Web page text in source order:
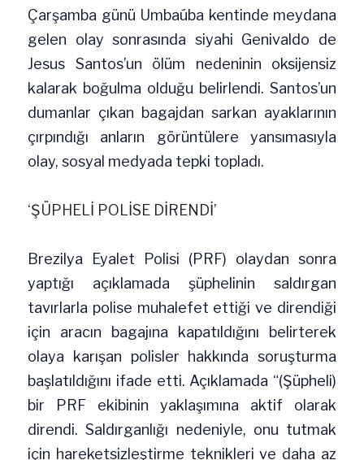
Çarşamba günü Umbaúba kentinde meydana
gelen olay sonrasında siyahi Genivaldo de
Jesus Santos’un ölüm nedeninin oksijensiz
kalarak boğulma olduğu belirlendi. Santos’un
dumanlar çıkan bagajdan sarkan ayaklarının
çırpındığı anların görüntülere yansımasıyla
olay, sosyal medyada tepki topladı.
‘ŞÜPHELİ POLİSE DİRENDİ’
Brezilya Eyalet Polisi (PRF) olaydan sonra
yaptığı açıklamada şüphelinin saldırgan
tavırlarla polise muhalefet ettiği ve direndiği
için aracın bagajına kapatıldığını belirterek
olaya karışan polisler hakkında soruşturma
başlatıldığını ifade etti. Açıklamada “(Şüpheli)
bir PRF ekibinin yaklaşımına aktif olarak
direndi. Saldırganlığı nedeniyle, onu tutmak
için hareketsizleştirme teknikleri ve daha az